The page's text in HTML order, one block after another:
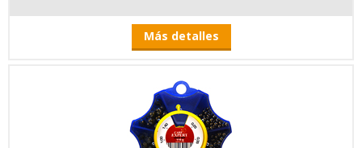
Más detalles